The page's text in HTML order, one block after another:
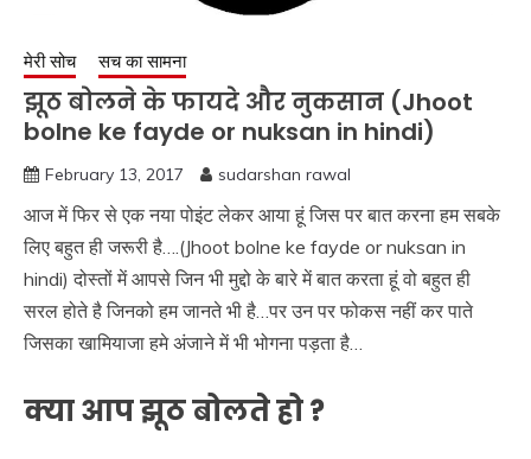
मेरी सोच सच का सामना
झूठ बोलने के फायदे और नुकसान (Jhoot
bolne ke fayde or nuksan in hindi)
February 13, 2017 sudarshan rawal
आज में फिर से एक नया पोइंट लेकर आया हूं जिस पर बात करना हम सबके
लिए बहुत ही जरूरी है….(Jhoot bolne ke fayde or nuksan in
hindi) दोस्तों में आपसे जिन भी मुद्दो के बारे में बात करता हूं वो बहुत ही
सरल होते है जिनको हम जानते भी है…पर उन पर फोकस नहीं कर पाते
जिसका खामियाजा हमे अंजाने में भी भोगना पड़ता है…
क्या आप झूठ बोलते हो ?